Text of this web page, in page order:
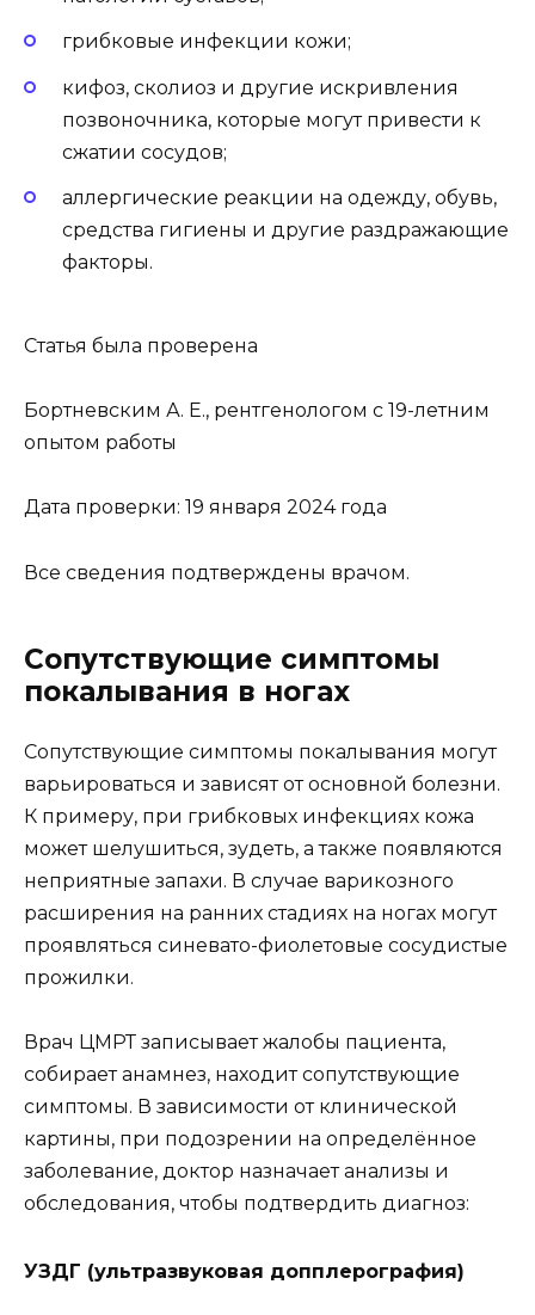
грибковые инфекции кожи;
кифоз, сколиоз и другие искривления
позвоночника, которые могут привести к
сжатии сосудов;
аллергические реакции на одежду, обувь,
средства гигиены и другие раздражающие
факторы.
Статья была проверена
Бортневским А. Е., рентгенологом с 19-летним
опытом работы
Дата проверки: 19 января 2024 года
Все сведения подтверждены врачом.
Сопутствующие симптомы
покалывания в ногах
Сопутствующие симптомы покалывания могут
варьироваться и зависят от основной болезни.
К примеру, при грибковых инфекциях кожа
может шелушиться, зудеть, а также появляются
неприятные запахи. В случае варикозного
расширения на ранних стадиях на ногах могут
проявляться синевато-фиолетовые сосудистые
прожилки.
Врач ЦМРТ записывает жалобы пациента,
собирает анамнез, находит сопутствующие
симптомы. В зависимости от клинической
картины, при подозрении на определённое
заболевание, доктор назначает анализы и
обследования, чтобы подтвердить диагноз:
УЗДГ (ультразвуковая допплерография)